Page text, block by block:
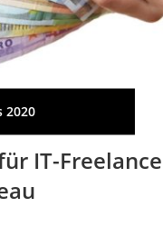
2020
IT-